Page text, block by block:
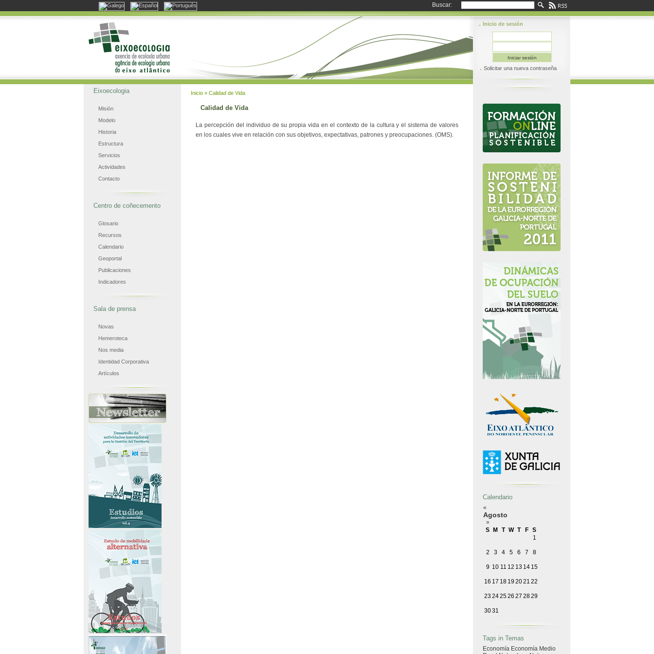
Buscar:
Inicio de sesión
Solicitar una nueva contraseña
Eixoecologia
Misión
Modelo
Historia
Estructura
Servicios
Actividades
Contacto
Centro de coñecemento
Glosario
Recursos
Calendario
Geoportal
Publicaciones
Indicadores
Sala de prensa
Novas
Hemeroteca
Nos media
Identidad Corporativa
Artículos
Inicio » Calidad de Vida
Calidad de Vida
La percepción del individuo de su propia vida en el contexto de la cultura y el sistema de valores
en los cuales vive en relación con sus objetivos, expectativas, patrones y preocupaciones. (OMS).
Calendario
«
Agosto
»
S
M T W T F
S
1
2 3 4 5 6 7 8
9 10 11 12 13 14 15
16 17 18 19 2021 22
23 242526 27 2829
3031
Tags in Temas
Economía Economía Medio